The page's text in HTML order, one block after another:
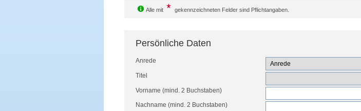
Alle mit gekennzeichneten Felder sind Pflichtangaben.
Persönliche Daten
Anrede
Titel
Vorname (mind. 2 Buchstaben)
Nachname (mind. 2 Buchstaben)